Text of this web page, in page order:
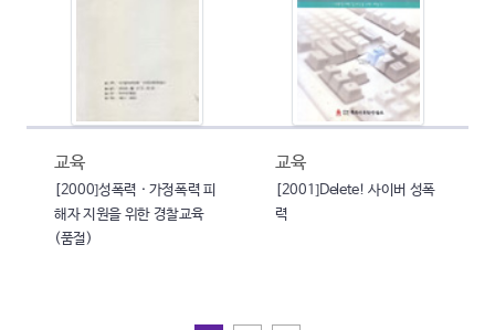
교육
[2000]성폭력 · 가정폭력 피
해자 지원을 위한 경찰교육
(품절)
교육
[2001]Delete! 사이버 성폭
력